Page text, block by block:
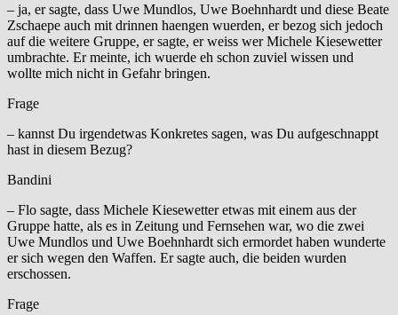
– ja, er sagte, dass Uwe Mundlos, Uwe Boehnhardt und diese Beate
Zschaepe auch mit drinnen haengen wuerden, er bezog sich jedoch
auf die weitere Gruppe, er sagte, er weiss wer Michele Kiesewetter
umbrachte. Er meinte, ich wuerde eh schon zuviel wissen und
wollte mich nicht in Gefahr bringen.
Frage
– kannst Du irgendetwas Konkretes sagen, was Du aufgeschnappt
hast in diesem Bezug?
Bandini
– Flo sagte, dass Michele Kiesewetter etwas mit einem aus der
Gruppe hatte, als es in Zeitung und Fernsehen war, wo die zwei
Uwe Mundlos und Uwe Boehnhardt sich ermordet haben wunderte
er sich wegen den Waffen. Er sagte auch, die beiden wurden
erschossen.
Frage